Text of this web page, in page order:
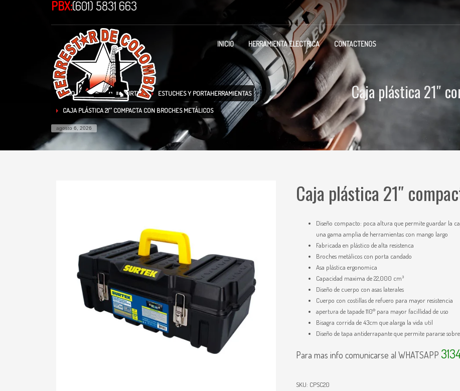
PBX:(601) 5831 663
INICIO HERRAMIENTA ELECTRICA CONTACTENOS
INICIO TIENDA SURTEK ESTUCHES Y PORTAHERRAMIENTAS
CAJA PLÁSTICA 21″ COMPACTA CON BROCHES METÁLICOS
agosto 6, 2026
Caja plástica 21″
Caja plástica 21″
Diseño compacto: poca altura que permite guardar la
una gama amplia de herramientas con mango largo
Fabricada en plástico de alta resistenca
Broches metálicos con porta candado
Asa plástica ergonomica
Capacidad maxima de 22,000 cm³
Diseño de cuerpo con asas laterales
Cuerpo con costillas de refuero para mayor resistencia
apertura de tapade 110° para mayor facillidad de uso
Bisagra corrida de 43cm que alarga la vida util
Diseño de tapa antiderrapante que permite pararse
Para mas info comunicarse al WHATSAPP
SKU: CPSC20